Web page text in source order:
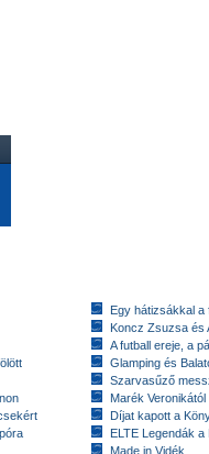
Egy hátizsákkal
Koncz Zsuzsa és
A futball ereje, a
Glamping és
Szarvasűző
Marék
Díjat kapott a
ELTE Legendák
Made in Vidék